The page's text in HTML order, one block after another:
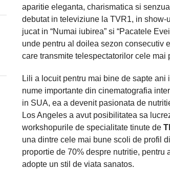
aparitie eleganta, charismatica si
debutat in televiziune la TVR1, in show-
jucat in “Numai iubirea” si “Pacatele
unde pentru al doilea sezon consecutiv
care transmite telespectatorilor cele
Lili a locuit pentru mai bine de sapte
nume importante din cinematografia
in SUA, ea a devenit pasionata de
Los Angeles a avut posibilitatea sa
workshopurile de specialitate tinute de
una dintre cele mai bune scoli de profil
proportie de 70% despre nutritie,
adopte un stil de viata sanatos.